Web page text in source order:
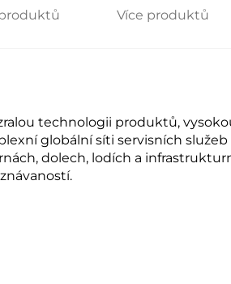
Více produktů
technologii produktů,
globální síti servisních služeb
dolech, lodích a